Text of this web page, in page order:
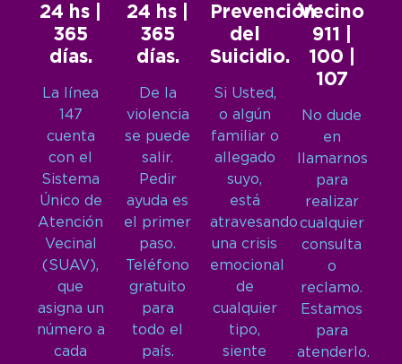
24 hs |
365
días.
La línea
147
cuenta
con el
Sistema
Único de
Atención
Vecinal
(SUAV),
que
asigna un
número a
cada
24 hs |
365
días.
De la
violencia
se puede
salir.
Pedir
ayuda es
el primer
paso.
Teléfono
gratuito
para
todo el
país.
Prevención
del
Suicidio.
Si Usted,
o algún
familiar o
allegado
suyo,
está
atravesando
una crisis
emocional
de
cualquier
tipo,
siente
Vecino
911 |
100 |
107
No dude
en
llamarnos
para
realizar
cualquier
consulta
o
reclamo.
Estamos
para
atenderlo.